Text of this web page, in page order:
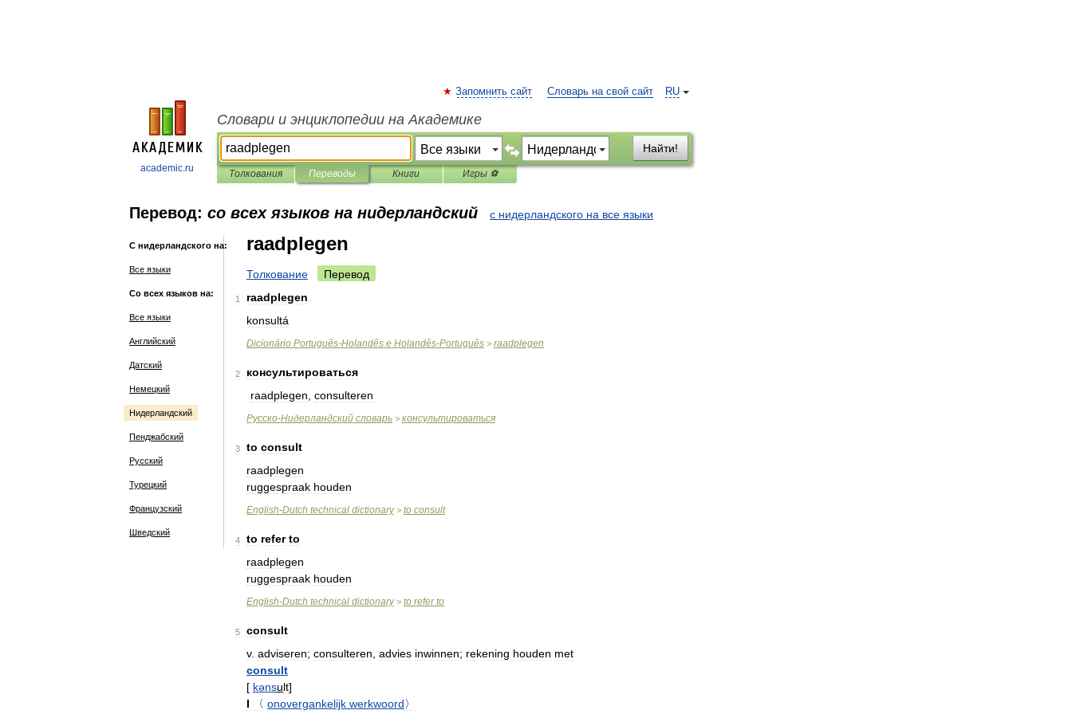
academic.ru
RU
Запомнить сайт Словарь на свой сайт
Словари и энциклопедии на Академике
Найти!
Толкования Переводы Книги Игры ⚽
Перевод: со всех языков на нидерландский с нидерландского на все языки
С нидерландского на:
Все языки
Со всех языков на:
Все языки
Английский
Датский
Немецкий
Нидерландский
Пенджабский
Русский
Турецкий
Французский
Шведский
raadplegen
Толкование Перевод
1
raadplegen
konsultá
Dicionário Português-Holandês e Holandês-Português > raadplegen
2
консультироваться
raadplegen consulteren
Русско-Нидерландский словарь > консультироваться
3 to consult
raadplegen
ruggespraak houden
English-Dutch technical dictionary> to consult
4 to refer to
raadplegen
ruggespraak houden
English-Dutch technical dictionary> to refer to
5
consult
v. adviseren; consulteren advies inwinnen; rekening houden met
consult
[ kənsult]
I
〈 onovergankelijk werkwoord〉